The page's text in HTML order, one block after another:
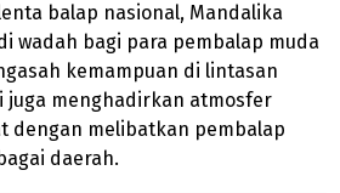
balap nasional, Mandalika
wadah bagi para pembalap muda
kemampuan di lintasan
juga menghadirkan atmosfer
dengan melibatkan pembalap
daerah.